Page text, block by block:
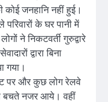
जनहानि नहीं हुई।
के घर पानी में
ने निकटवर्ती गुरुद्वारे
द्वारा बिना
गया।
पर और कुछ लोग रेलवे
बचते नजर आये। वहीं